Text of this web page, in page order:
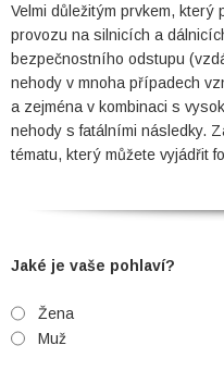
Velmi důležitým prvkem,
provozu na silnicích a
bezpečnostního odstupu
nehody v mnoha případech
a zejména v kombinaci s
nehody s fatálními následky.
tématu, který můžete vyjádřit
Jaké je vaše pohlaví?
Žena
Muž